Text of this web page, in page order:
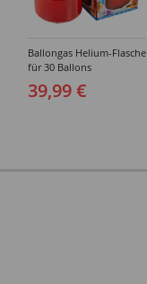
Ballongas Helium-Flasche
für 30 Ballons
39,99 €